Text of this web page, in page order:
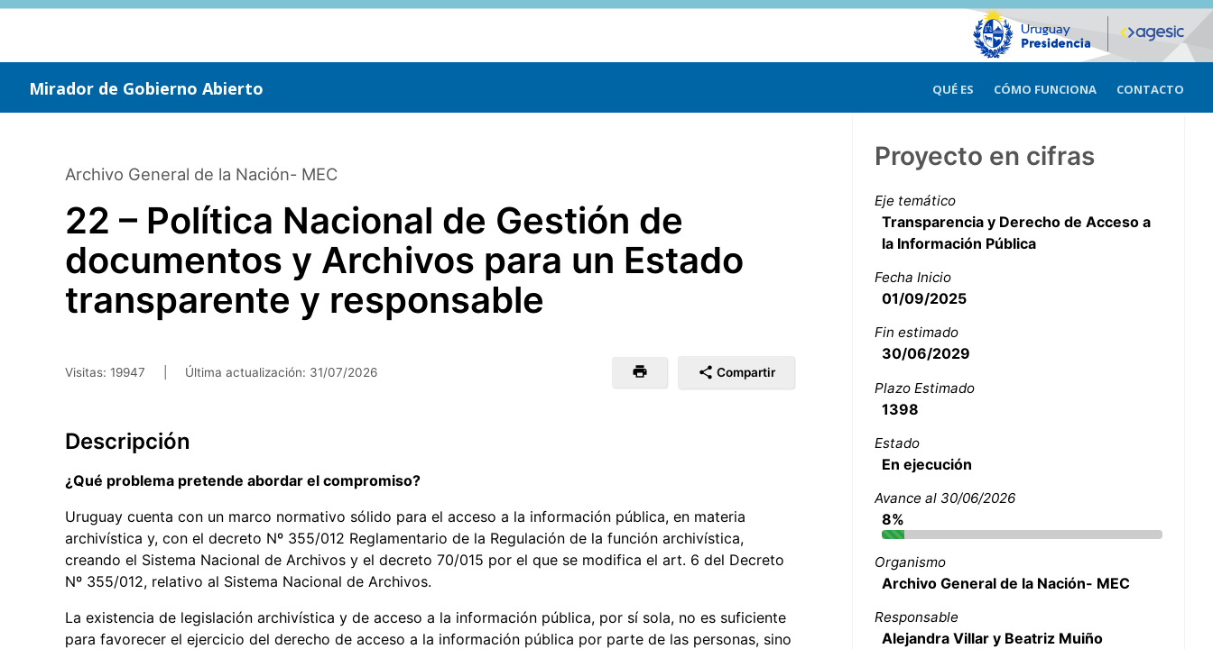
Saltar
Mirador de Gobierno Abierto QUÉ ES CÓMO FUNCIONA CONTACTO
Archivo General de la Nación- MEC
22 – Política Nacional de Gestión de
documentos y Archivos para un Estado
transparente y responsable
Visitas: 19947 Última actualización: 31/07/2026 Compartir
Descripción
¿Qué problema pretende abordar el compromiso?
Uruguay cuenta con un marco normativo sólido para el acceso a la información pública, en materia
archivística y, con el decreto Nº 355/012 Reglamentario de la Regulación de la función archivística,
creando el Sistema Nacional de Archivos y el decreto 70/015 por el que se modifica el art. 6 del Decreto
Nº 355/012, relativo al Sistema Nacional de Archivos.
La existencia de legislación archivística y de acceso a la información pública, por sí sola, no es suficiente
para favorecer el ejercicio del derecho de acceso a la información pública por parte de las personas, sino
Proyecto en cifras
Eje temático
Transparencia y Derecho de Acceso a
la Información Pública
Fecha Inicio
01/09/2025
Fin estimado
30/06/2029
Plazo Estimado
1398
Estado
En ejecución
Avance al 30/06/2026
8%
Organismo
Archivo General de la Nación- MEC
Responsable
Alejandra Villar y Beatriz Muiño